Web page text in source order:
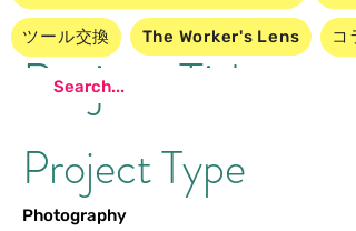
ツール交換 The Worker's Lens コ
Project Title
Project Type
Photography